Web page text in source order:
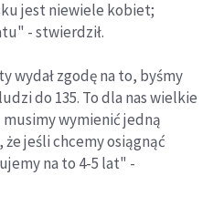
jest niewiele kobiet;
- stwierdził.
wydał zgodę na to, byśmy
do 135. To dla nas wielkie
wymienić jedną
że jeśli chcemy osiągnąć
na to 4-5 lat" -